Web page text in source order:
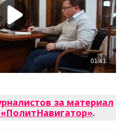
за материал
.